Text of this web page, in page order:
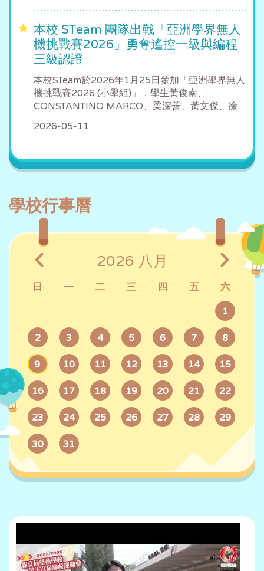
本校 STeam 團隊出戰「亞洲學界無人
機挑戰賽2026」勇奪遙控一級與編程
三級認證
本校STeam於2026年1月25日參加「亞洲學界無人
機挑戰賽2026 (小學組)」，學生黃俊南、
CONSTANTINO MARCO、梁深善、黃文傑、徐...
2026-05-11
學校行事曆
2026 八月
日 一 二 三 四 五 六
1
2 3 4 5 6 7 8
9 10 11 12 13 14 15
16 17 18 19 20 21 22
23 24 25 26 27 28 29
30 31